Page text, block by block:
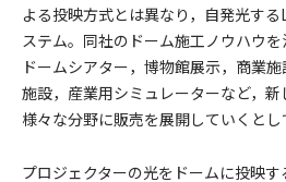
よる投映方式とは異なり，自発光す
ステム。同社のドーム施工ノウハウを
ドームシアター，博物館展示，商業
施設，産業用シミュレーターなど，
様々な分野に販売を展開していくとし
プロジェクターの光をドームに投映